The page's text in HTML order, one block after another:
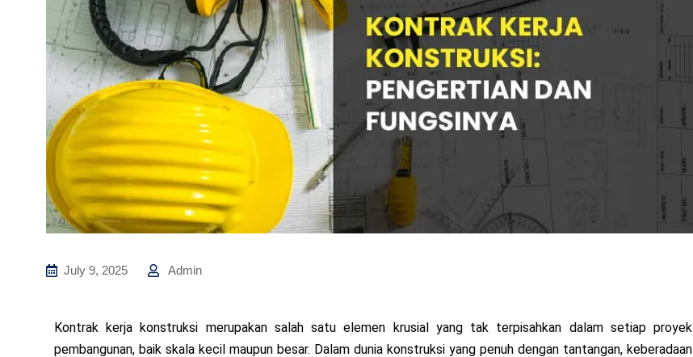
July 9, 2025 Admin
Kontrak kerja konstruksi merupakan salah satu elemen krusial yang tak terpisahkan dalam setiap proyek
pembangunan, baik skala kecil maupun besar. Dalam dunia konstruksi yang penuh dengan tantangan, keberadaan